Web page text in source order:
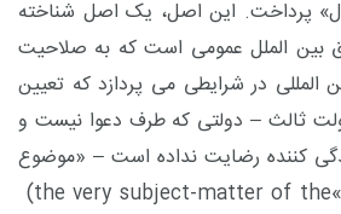
پرداخت. این اصل، یک اصل شناخته
بین الملل عمومی است که به صلاحیت
در شرایطی می پردازد که تعیین
ثالث – دولتی که طرف دعوا نیست و
کننده رضایت نداده است – «موضوع
(the very subject-matter of the